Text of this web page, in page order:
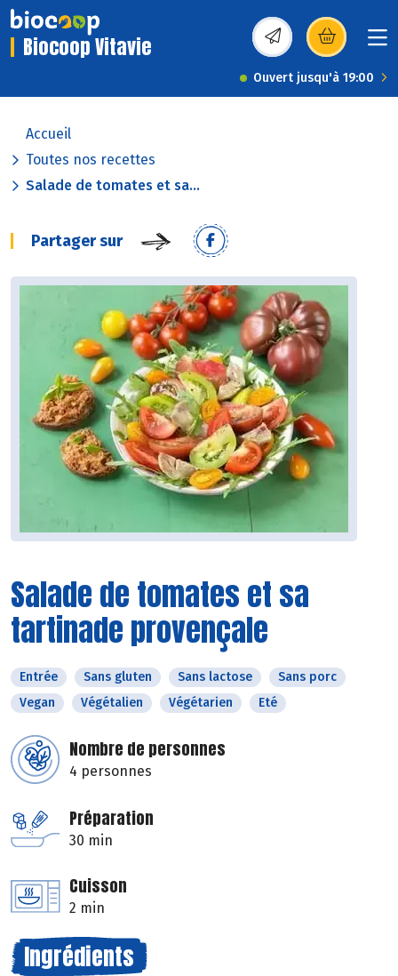
Biocoop Vitavie (s’ouvre dans une
Ouvert jusqu'à 19:00
Accueil
Toutes nos recettes
Salade de tomates et sa...
Partager sur
Salade de tomates et sa
tartinade provençale
Entrée Sans gluten Sans lactose
Sans porc
Vegan
Végétalien Végétarien Eté
Nombre de personnes
4 personnes
Préparation
30 min
Cuisson
2 min
Ingrédients